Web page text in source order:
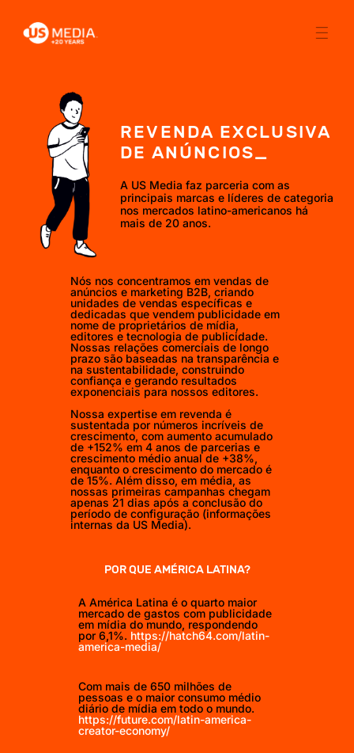
REVENDA EXCLUSIVA
DE ANÚNCIOS_
A US Media faz parceria com as
principais marcas e líderes de categoria
nos mercados latino-americanos há
mais de 20 anos.
Nós nos concentramos em vendas de
anúncios e marketing B2B, criando
unidades de vendas específicas e
dedicadas que vendem publicidade em
nome de proprietários de mídia,
editores e tecnologia de publicidade.
Nossas relações comerciais de longo
prazo são baseadas na transparência e
na sustentabilidade, construindo
confiança e gerando resultados
exponenciais para nossos editores.
Nossa expertise em revenda é
sustentada por números incríveis de
crescimento, com aumento acumulado
de +152% em 4 anos de parcerias e
crescimento médio anual de +38%,
enquanto o crescimento do mercado é
de 15%. Além disso, em média, as
nossas primeiras campanhas chegam
apenas 21 dias após a conclusão do
período de configuração (informações
internas da US Media).
POR QUE AMÉRICA LATINA?
A América Latina é o quarto maior
mercado de gastos com publicidade
em mídia do mundo, respondendo
por 6,1%. https://hatch64.com/latin-
america-media/
Com mais de 650 milhões de
pessoas e o maior consumo médio
diário de mídia em todo o mundo.
https://future.com/latin-america-
creator-economy/